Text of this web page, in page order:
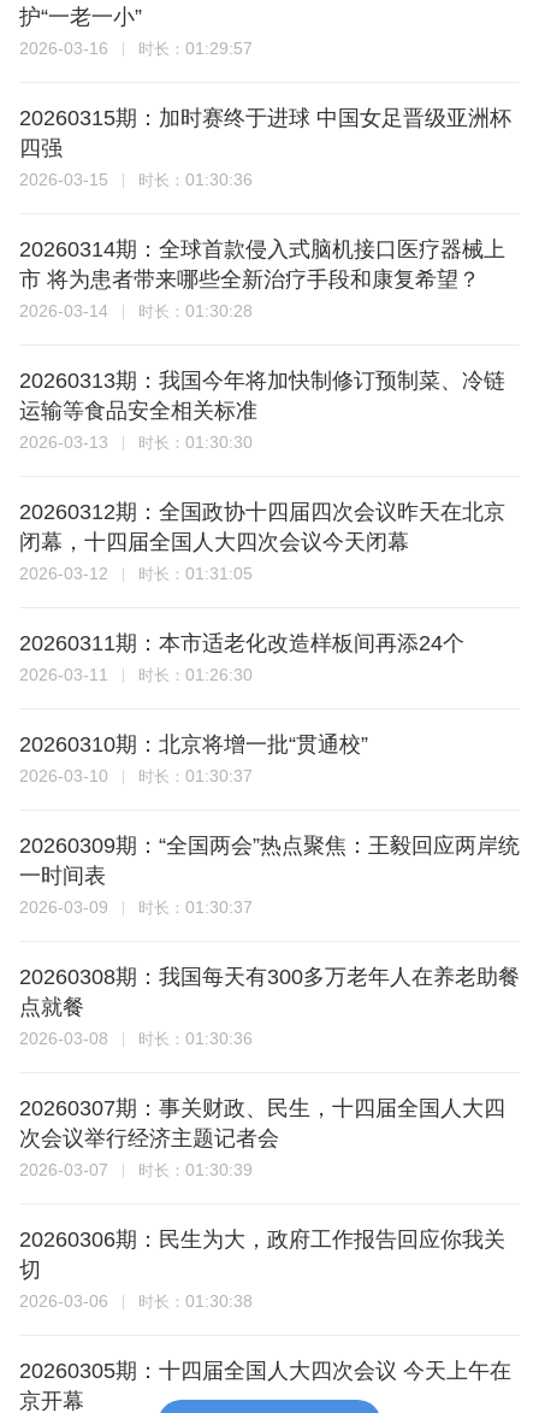
护“一老一小”
2026-03-16 时长： 01:29:57
20260315期：加时赛终于进球 中国女足晋级亚洲杯
四强
2026-03-15 时长： 01:30:36
20260314期：全球首款侵入式脑机接口医疗器械上
市 将为患者带来哪些全新治疗手段和康复希望？
2026-03-14 时长： 01:30:28
20260313期：我国今年将加快制修订预制菜、冷链
运输等食品安全相关标准
2026-03-13 时长： 01:30:30
20260312期：全国政协十四届四次会议昨天在北京
闭幕，十四届全国人大四次会议今天闭幕
2026-03-12 时长： 01:31:05
20260311期：本市适老化改造样板间再添24个
2026-03-11 时长： 01:26:30
20260310期：北京将增一批“贯通校”
2026-03-10 时长： 01:30:37
20260309期：“全国两会”热点聚焦：王毅回应两岸统
一时间表
2026-03-09 时长： 01:30:37
20260308期：我国每天有300多万老年人在养老助餐
点就餐
2026-03-08 时长： 01:30:36
20260307期：事关财政、民生，十四届全国人大四
次会议举行经济主题记者会
2026-03-07 时长： 01:30:39
20260306期：民生为大，政府工作报告回应你我关
切
2026-03-06 时长： 01:30:38
20260305期：十四届全国人大四次会议 今天上午在
京开幕